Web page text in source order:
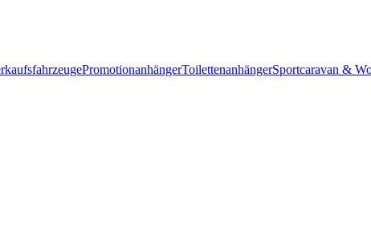
PromotionanhängerToilettenanhängerSportcaravan &